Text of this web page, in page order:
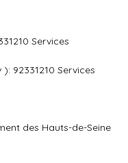
Services
92331210 Services
des Hauts-de-Seine